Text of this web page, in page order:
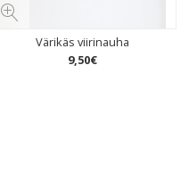
Värikäs viirinauha
9,50€